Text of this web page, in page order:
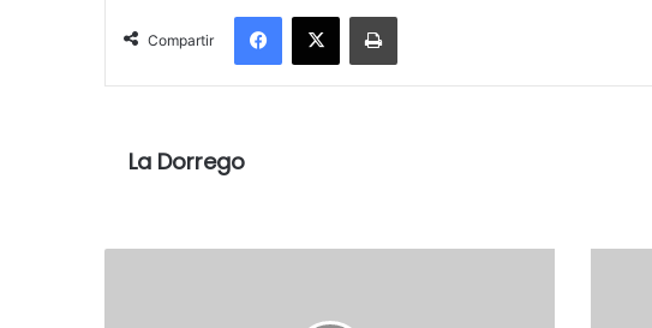
Compartir
Facebook
X Imprimir
La Dorrego